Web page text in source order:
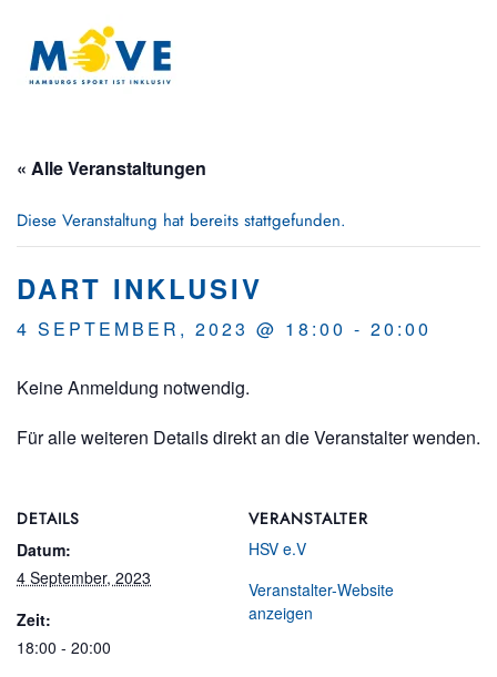
Zum Hauptinhalt springen
« Alle Veranstaltungen
Diese Veranstaltung hat bereits stattgefunden.
DART INKLUSIV
4 SEPTEMBER, 2023 @ 18:00 - 20:00
Keine Anmeldung notwendig.
Für alle weiteren Details direkt an die Veranstalter wenden.
DETAILS
Datum:
4 September, 2023
Zeit:
18:00 - 20:00
VERANSTALTER
HSV e.V
Veranstalter-Website
anzeigen